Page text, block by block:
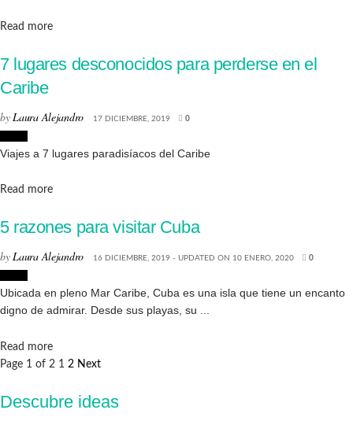
Read moreDetails
7 lugares desconocidos para perderse en el
Caribe
byLaura Alejandro 17 DICIEMBRE, 2019 0
Viajes a 7 lugares paradisíacos del Caribe
Read moreDetails
5 razones para visitar Cuba
byLaura Alejandro 16 DICIEMBRE, 2019 - UPDATED ON 10 ENERO, 2020 0
Ubicada en pleno Mar Caribe, Cuba es una isla que tiene un encanto
digno de admirar. Desde sus playas, su ...
Read moreDetails
Page 1 of 2 1 2 Next
Descubre ideas